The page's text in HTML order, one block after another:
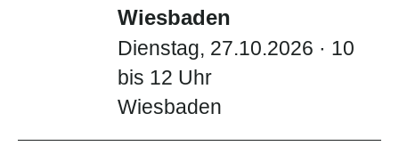
Wiesbaden
Dienstag, 27.10.2026 · 10
bis 12 Uhr
Wiesbaden